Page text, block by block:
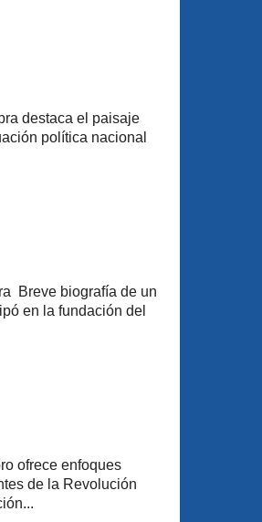
destaca el paisaje
política nacional
Breve biografía de un
en la fundación del
ofrece enfoques
de la Revolución